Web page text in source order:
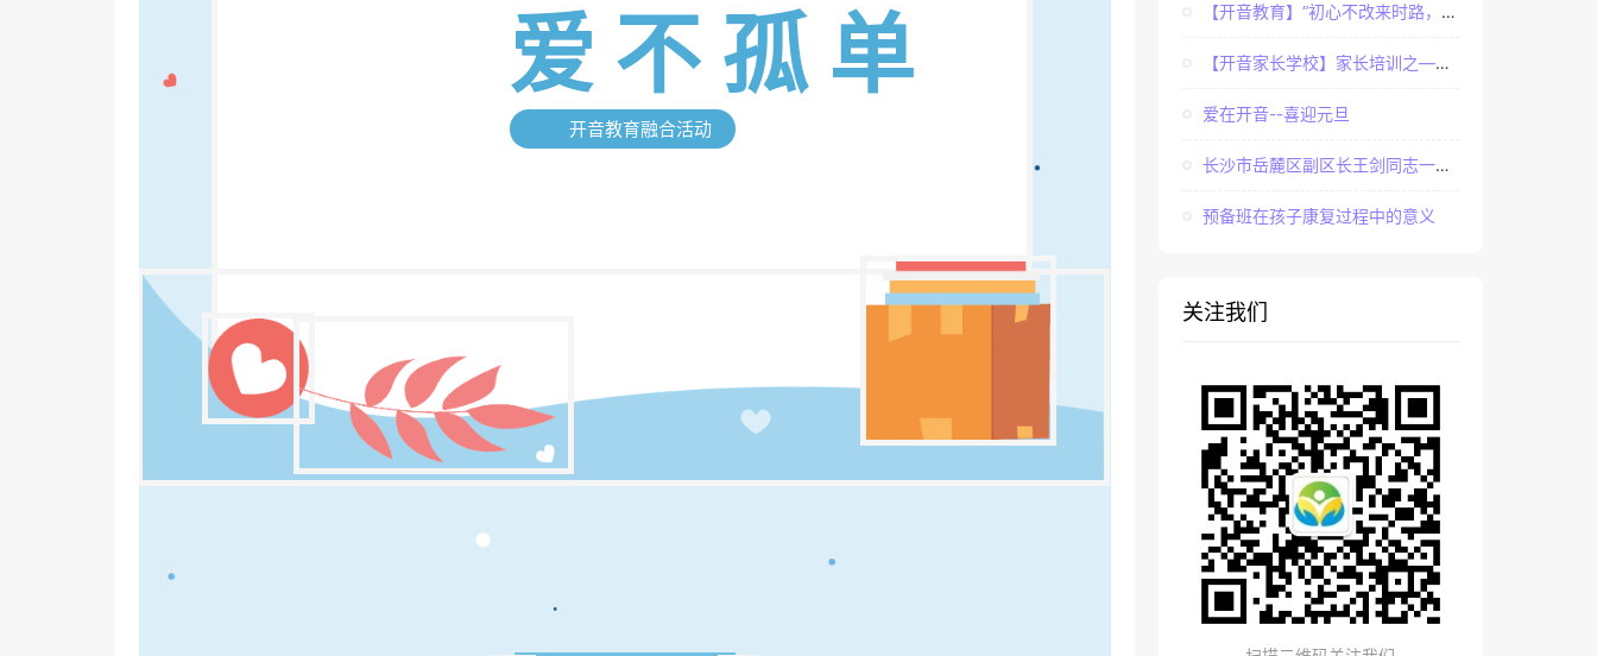
爱 不 孤 单
开音教育融合活动
【开音教育】“初心不改来时路，牢记使命永担当”——...
【开音家长学校】家长培训之——亲子课程中家长如何辅...
爱在开音--喜迎元旦
长沙市岳麓区副区长王剑同志一行调研长沙市岳麓区开音...
预备班在孩子康复过程中的意义
关注我们